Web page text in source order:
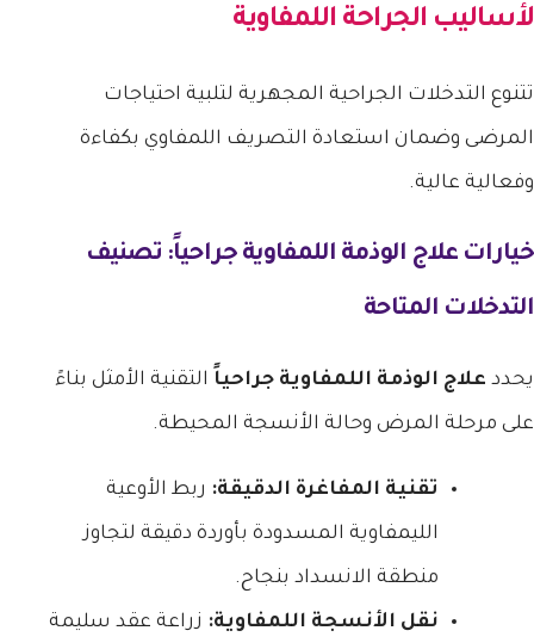
لأساليب الجراحة اللمفاوية
تتنوع التدخلات الجراحية المجهرية لتلبية احتياجات
المرضى وضمان استعادة التصريف اللمفاوي بكفاءة
وفعالية عالية.
خيارات علاج الوذمة اللمفاوية جراحياً: تصنيف
التدخلات المتاحة
يحدد علاج الوذمة اللمفاوية جراحياً التقنية الأمثل بناءً
على مرحلة المرض وحالة الأنسجة المحيطة.
تقنية المفاغرة الدقيقة: ربط الأوعية
الليمفاوية المسدودة بأوردة دقيقة لتجاوز
منطقة الانسداد بنجاح.
نقل الأنسجة اللمفاوية: زراعة عقد سليمة